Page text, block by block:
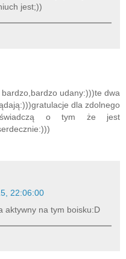
jest;))
udany:)))te dwa
dla zdolnego
świadczą o tym że jest
22:06:00
aktywny na tym boisku:D